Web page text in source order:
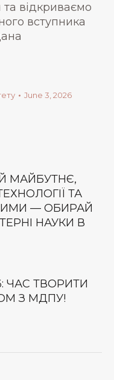
та відкриваємо
вступника
June 3, 2026
МАЙБУТНЄ,
ТА
— ОБИРАЙ
НАУКИ В
ЧАС ТВОРИТИ
З МДПУ!